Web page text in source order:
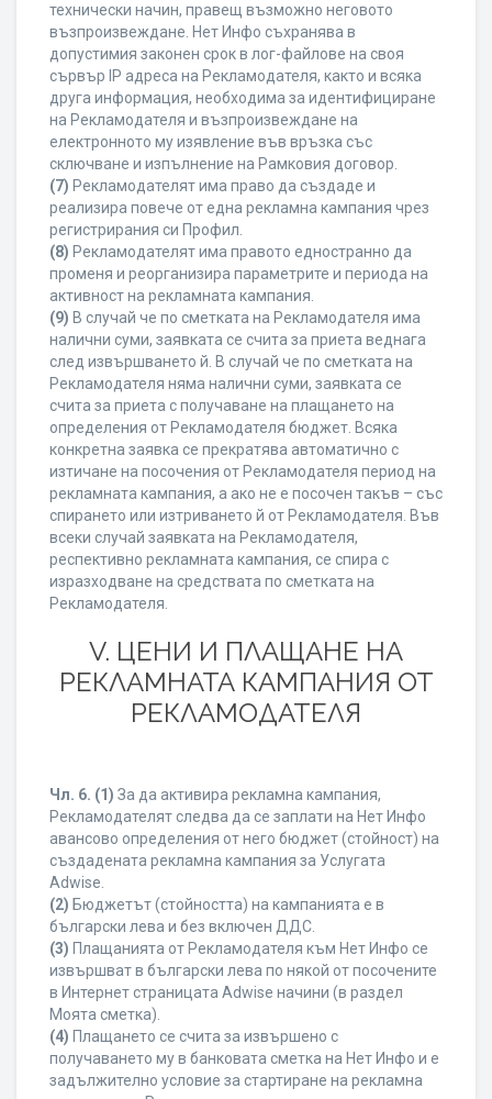
технически начин, правещ възможно неговото
възпроизвеждане. Нет Инфо съхранява в
допустимия законен срок в лог-файлове на своя
сървър IP адреса на Рекламодателя, както и всяка
друга информация, необходима за идентифициране
на Рекламодателя и възпроизвеждане на
електронното му изявление във връзка със
сключване и изпълнение на Рамковия договор.
(7) Рекламодателят има право да създаде и
реализира повече от една рекламна кампания чрез
регистрирания си Профил.
(8) Рекламодателят има правото едностранно да
променя и реорганизира параметрите и периода на
активност на рекламната кампания.
(9) В случай че по сметката на Рекламодателя има
налични суми, заявката се счита за приета веднага
след извършването й. В случай че по сметката на
Рекламодателя няма налични суми, заявката се
счита за приета с получаване на плащането на
определения от Рекламодателя бюджет. Всяка
конкретна заявка се прекратява автоматично с
изтичане на посочения от Рекламодателя период на
рекламната кампания, а ако не е посочен такъв – със
спирането или изтриването й от Рекламодателя. Във
всеки случай заявката на Рекламодателя,
респективно рекламната кампания, се спира с
изразходване на средствата по сметката на
Рекламодателя.
V. ЦЕНИ И ПЛАЩАНЕ НА
РЕКЛАМНАТА КАМПАНИЯ ОТ
РЕКЛАМОДАТЕЛЯ
Чл. 6. (1) За да активира рекламна кампания,
Рекламодателят следва да се заплати на Нет Инфо
авансово определения от него бюджет (стойност) на
създадената рекламна кампания за Услугата
Adwise.
(2) Бюджетът (стойността) на кампанията е в
български лева и без включен ДДС.
(3) Плащанията от Рекламодателя към Нет Инфо се
извършват в български лева по някой от посочените
в Интернет страницата Adwise начини (в раздел
Моята сметка).
(4) Плащането се счита за извършено с
получаването му в банковата сметка на Нет Инфо и е
задължително условие за стартиране на рекламна